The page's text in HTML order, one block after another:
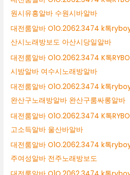
원시유흥알바 수원시바알바
대전룸알바 O1O.2062.3474 k톡
산시노래방보도 아산시당일알바
대전룸알바 O1O.2062.3474 K톡
시밤알바 여수시노래방알바
대전룸알바 O1O.2062.3474 k톡
완산구노래방알바 완산구룸싸롱알바
대전룸알바 O1O.2062.3474 K톡
고소득알바 울산바알바
대전룸알바 O1O.2062.3474 k톡
주여성알바 전주노래방보도